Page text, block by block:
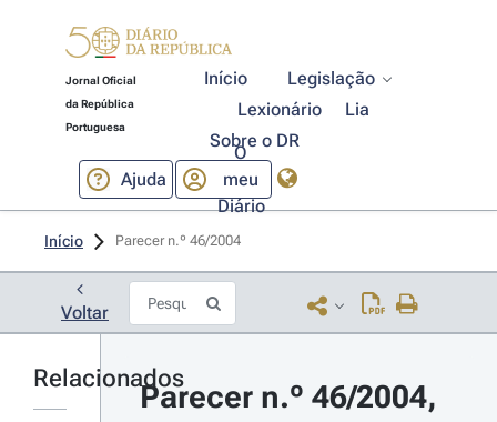
Jornal Oficial
da República
Portuguesa
Início
Legislação
Lexionário
Lia
Sobre o DR
Ajuda
O
meu
Diário
Início Parecer n.º 46/2004
Voltar
Relacionados
Parecer n.º 46/2004,